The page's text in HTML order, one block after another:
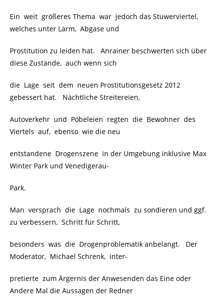
Ein weit größeres Thema war jedoch das Stuwerviertel,
welches unter Lärm, Abgase und
Prostitution zu leiden hat. Anrainer beschwerten sich über
diese Zustände, auch wenn sich
die Lage seit dem neuen Prostitutionsgesetz 2012
gebessert hat. Nächtliche Streitereien,
Autoverkehr und Pöbeleien regten die Bewohner des
Viertels auf, ebenso wie die neu
entstandene Drogenszene in der Umgebung inklusive Max
Winter Park und Venedigerau-
Park.
Man versprach die Lage nochmals zu sondieren und ggf.
zu verbessern, Schritt für Schritt,
besonders was die Drogenproblematik anbelangt. Der
Moderator, Michael Schrenk, inter-
pretierte zum Ärgernis der Anwesenden das Eine oder
Andere Mal die Aussagen der Redner